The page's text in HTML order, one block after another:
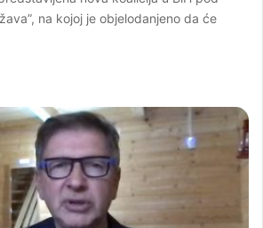
na kojoj je objelodanjeno da će